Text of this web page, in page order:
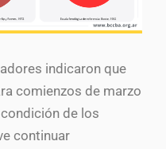
indicaron que
comienzos de marzo
de los
continuar